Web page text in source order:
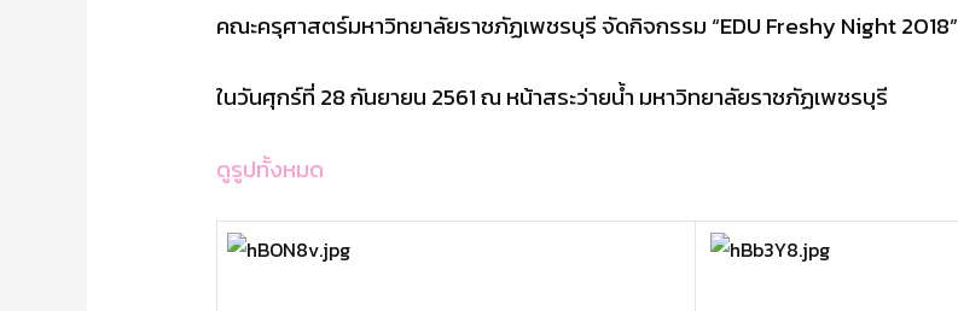
คณะครุศาสตร์มหาวิทยาลัยราชภัฏเพชรบุรี จัดกิจกรรม “EDU Freshy Night 2018”
ในวันศุกร์ที่ 28 กันยายน 2561 ณ หน้าสระว่ายน้ำ มหาวิทยาลัยราชภัฏเพชรบุรี
ดูรูปทั้งหมด